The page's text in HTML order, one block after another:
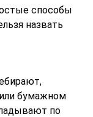
способы
назвать
бумажном
по